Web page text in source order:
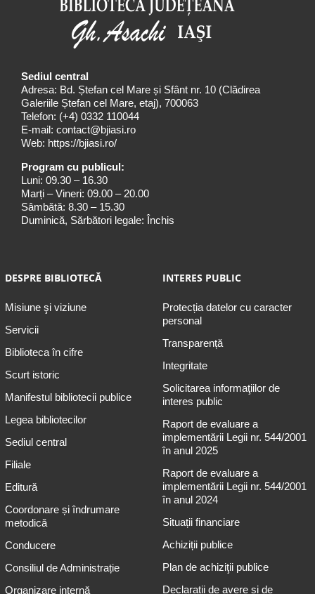
Sediul central
Adresa: Bd. Ștefan cel Mare și Sfânt nr. 10 (Clădirea
Galeriile Ștefan cel Mare, etaj), 700063
Telefon: (+4) 0332 110044
E-mail: contact@bjiasi.ro
Web: https://bjiasi.ro/
Program cu publicul:
Luni: 09.30 – 16.30
Marți – Vineri: 09.00 – 20.00
Sâmbătă: 8.30 – 15.30
Duminică, Sărbători legale: Închis
DESPRE BIBLIOTECĂ
Misiune şi viziune
Servicii
Biblioteca în cifre
Scurt istoric
Manifestul bibliotecii publice
Legea bibliotecilor
Sediul central
Filiale
Editură
Coordonare și îndrumare
metodică
Conducere
Consiliul de Administrație
Organizare internă
INTERES PUBLIC
Protecția datelor cu caracter
personal
Transparență
Integritate
Solicitarea informaţiilor de
interes public
Raport de evaluare a
implementării Legii nr. 544/2001
în anul 2025
Raport de evaluare a
implementării Legii nr. 544/2001
în anul 2024
Situații financiare
Achiziții publice
Plan de achiziţii publice
Declarații de avere și de